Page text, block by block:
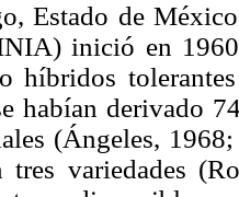
Estado de
inició en
híbridos
habían derivado
(Ángeles,
tres variedades